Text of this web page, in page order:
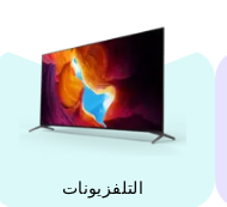
التلفزيونات